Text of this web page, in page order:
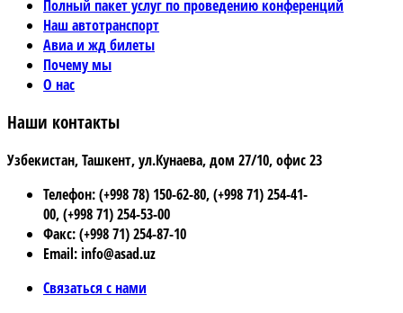
Полный пакет услуг по проведению конференций
Наш автотранспорт
Авиа и жд билеты
Почему мы
О нас
Наши контакты
Узбекистан, Ташкент, ул.Кунаева, дом 27/10, офис 23
Телефон: (+998 78) 150-62-80, (+998 71) 254-41-
00, (+998 71) 254-53-00
Факс: (+998 71) 254-87-10
Email: info@asad.uz
Связаться с нами